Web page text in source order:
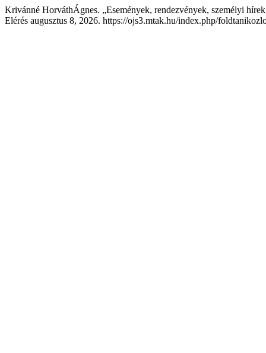
Krivánné HorváthÁgnes. „Események, rendezvények, személyi
Elérés augusztus 8, 2026. https://ojs3.mtak.hu/index.php/